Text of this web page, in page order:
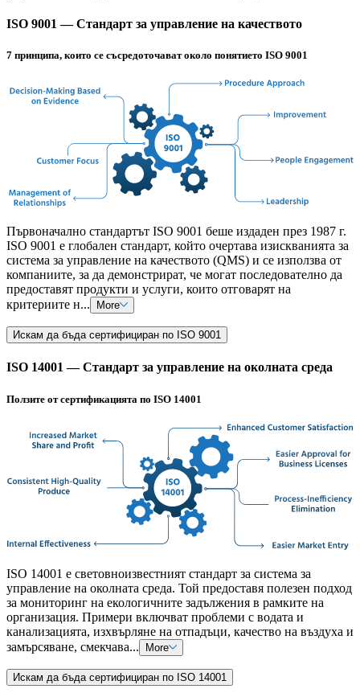
ISO 9001 — Стандарт за управление на качеството
7 принципа, които се съсредоточават около понятието ISO 9001
Първоначално стандартът ISO 9001 беше издаден през 1987 г.
ISO 9001 е глобален стандарт, който очертава изискванията за
система за управление на качеството (QMS) и се използва от
компаниите, за да демонстрират, че могат последователно да
предоставят продукти и услуги, които отговарят на
критериите н...
More
Искам да бъда сертифициран по ISO 9001
ISO 14001 — Стандарт за управление на околната среда
Ползите от сертификацията по ISO 14001
ISO 14001 е световноизвестният стандарт за система за
управление на околната среда. Той предоставя полезен подход
за мониторинг на екологичните задължения в рамките на
организация. Примери включват проблеми с водата и
канализацията, изхвърляне на отпадъци, качество на въздуха и
замърсяване, смекчава...
More
Искам да бъда сертифициран по ISO 14001